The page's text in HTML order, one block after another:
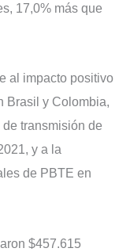
17,0% más que
al impacto positivo
Brasil y Colombia,
transmisión de
y a la
de PBTE en
$457.615